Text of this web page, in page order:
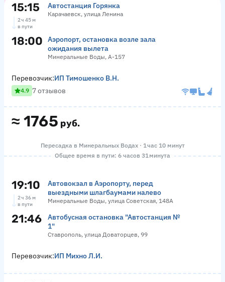
15:15 Автостанция Горянка
Карачаевск, улица Ленина
2 ч 45 м
в пути
18:00
Аэропорт, остановка возле зала
ожидания вылета
Минеральные Воды, А-157
≈ 1765 руб.
Перевозчик:ИП Тимошенко В.Н.
4.9 7 отзывов
Пересадка в Минеральных Водах · 1 час 10 минут
Общее время в пути: 6 часов 31 минута
19:10
Автовокзал в Аэропорту, перед
выездными шлагбаумами налево
Минеральные Воды, улица Советская, 148А
2 ч 36 м
в пути
21:46
Автобусная остановка "Автостанция №
1"
Ставрополь, улица Доваторцев, 99
Перевозчик:ИП Михно Л.И.